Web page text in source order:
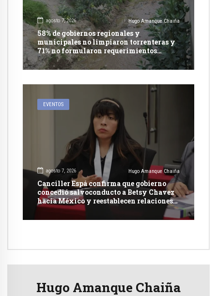
agosto 7, 2026 Hugo Amanque Chaiña
58% de gobiernos regionales y
municipales no limpiaron torrenteras y
71% no formularon requerimientos
presupuestales afirma informe de
Contraloría
EVENTOS
agosto 7, 2026 Hugo Amanque Chaiña
Canciller Espá confirma que gobierno
concedió salvoconducto a Betsy Chavez
hacia México y reestablecen relaciones
con dicho país
Hugo Amanque Chaiña